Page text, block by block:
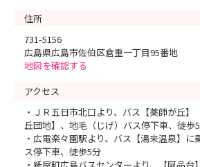
住所
731-5156
広島県広島市佐伯区倉重一丁目95番地
地図を確認する
アクセス
・ＪＲ五日市北口より、バス【薬師が丘
丘団地】、地毛（じげ）バス停下車、徒歩
・広電楽々園駅より、バス【湯来温泉】
ス停下車、徒歩5分